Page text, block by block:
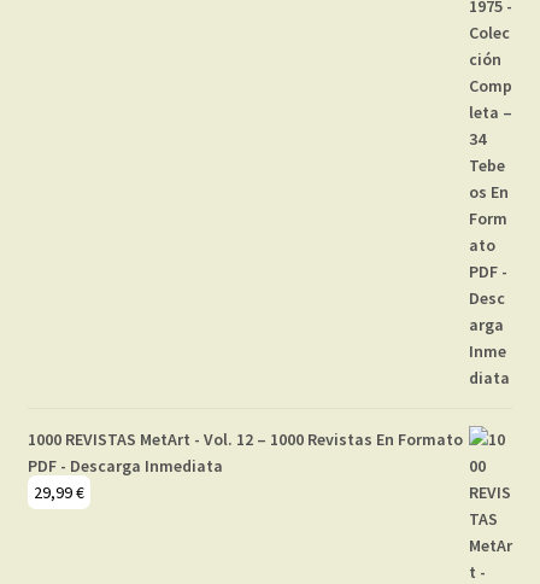
1000 REVISTAS MetArt - Vol. 12 – 1000 Revistas En Formato
PDF - Descarga Inmediata
29,99€